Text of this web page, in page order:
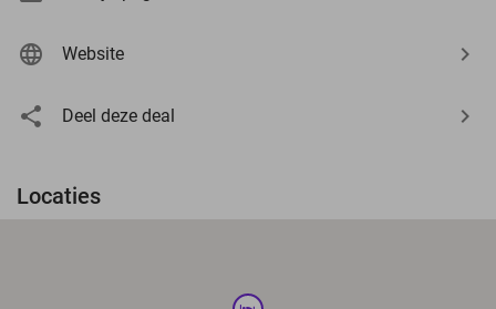
Website
Deel deze deal
Locaties